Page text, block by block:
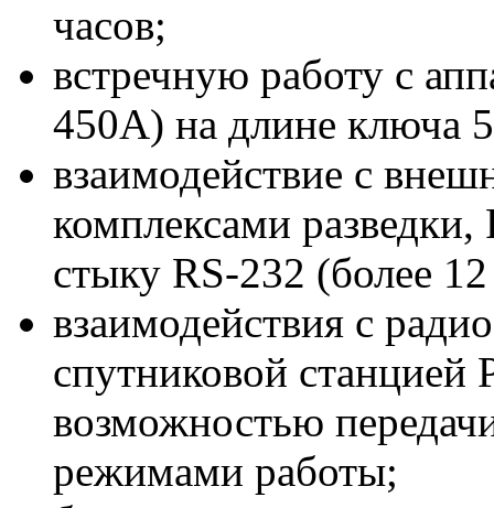
часов;
встречную работу с
450А) на длине ключа
взаимодействие с
комплексами
стыку RS-232 (более
взаимодействия с
спутниковой
возможностью
режимами работы;